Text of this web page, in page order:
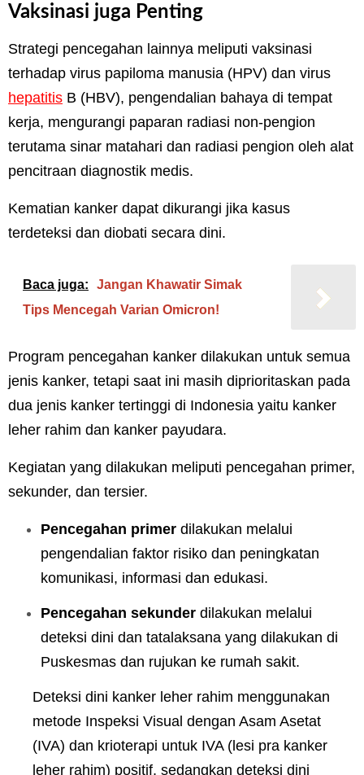
Vaksinasi juga Penting
Strategi pencegahan lainnya meliputi vaksinasi
terhadap virus papiloma manusia (HPV) dan virus
hepatitis B (HBV), pengendalian bahaya di tempat
kerja, mengurangi paparan radiasi non-pengion
terutama sinar matahari dan radiasi pengion oleh alat
pencitraan diagnostik medis.
Kematian kanker dapat dikurangi jika kasus
terdeteksi dan diobati secara dini.
Baca juga:
Jangan Khawatir Simak
Tips Mencegah Varian Omicron!
Program pencegahan kanker dilakukan untuk semua
jenis kanker, tetapi saat ini masih diprioritaskan pada
dua jenis kanker tertinggi di Indonesia yaitu kanker
leher rahim dan kanker payudara.
Kegiatan yang dilakukan meliputi pencegahan primer,
sekunder, dan tersier.
Pencegahan primer dilakukan melalui
pengendalian faktor risiko dan peningkatan
komunikasi, informasi dan edukasi.
Pencegahan sekunder dilakukan melalui
deteksi dini dan tatalaksana yang dilakukan di
Puskesmas dan rujukan ke rumah sakit.
Deteksi dini kanker leher rahim menggunakan
metode Inspeksi Visual dengan Asam Asetat
(IVA) dan krioterapi untuk IVA (lesi pra kanker
leher rahim) positif, sedangkan deteksi dini